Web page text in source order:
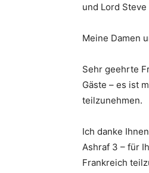
und Lord
Meine Damen
Sehr geehrte
Gäste – es ist
teilzunehmen.
Ich danke
Ashraf 3 – für
Frankreich